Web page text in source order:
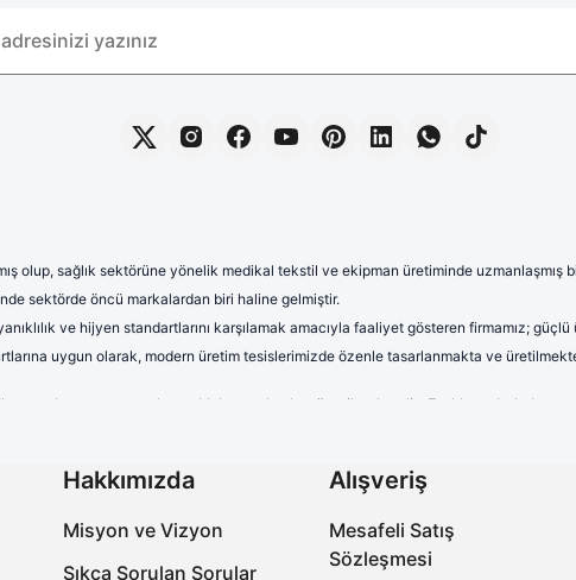
olup, sağlık sektörüne yönelik medikal tekstil ve ekipman üretiminde
sektörde öncü markalardan biri haline gelmiştir.
ve hijyen standartlarını karşılamak amacıyla faaliyet gösteren firmamız;
uygun olarak, modern üretim tesislerimizde özenle tasarlanmakta ve
terletmeyen ve dayanıklı kumaşlardan üretilmektedir. Farklı renk, kalıp
uzun saatler boyunca rahat kullanım sağlayan formalarımız, aynı
bonelerimiz yüksek kalite standartları gözetilerek üretilmektedir. Nefes
yanı sıra, farklı desen ve tasarımlarla çeşitlendirilen cerrahi boneler,
sabo terlikler, ergonomik tasarımları, ortopedik taban yapıları ve kaymaz
işlevselliğin yanı sıra estetik açıdan da beklentileri karşılamaktadır.
Hakkımızda
Misyon ve Vizyon
Sıkça Sorulan Sorular
Alışveriş
Mesafeli Satış
Sözleşmesi